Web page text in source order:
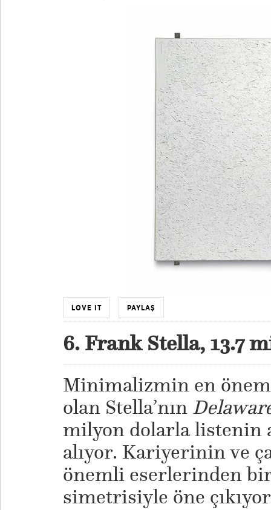
LOVE IT PAYLAŞ
6. Frank Stella, 13.7
Minimalizmin en
olan Stella’nın
milyon dolarla listenin
alıyor. Kariyerinin ve
önemli eserlerinden
simetrisiyle öne